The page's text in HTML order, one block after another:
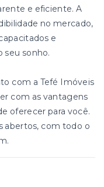
e eficiente. A
no mercado,
e
seu sonho.
com a Tefé Imóveis
com as vantagens
oferecer para você.
abertos, com todo o